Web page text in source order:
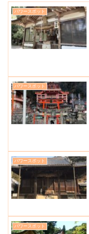
パワースポット
パワースポット
パワースポット
パワースポット